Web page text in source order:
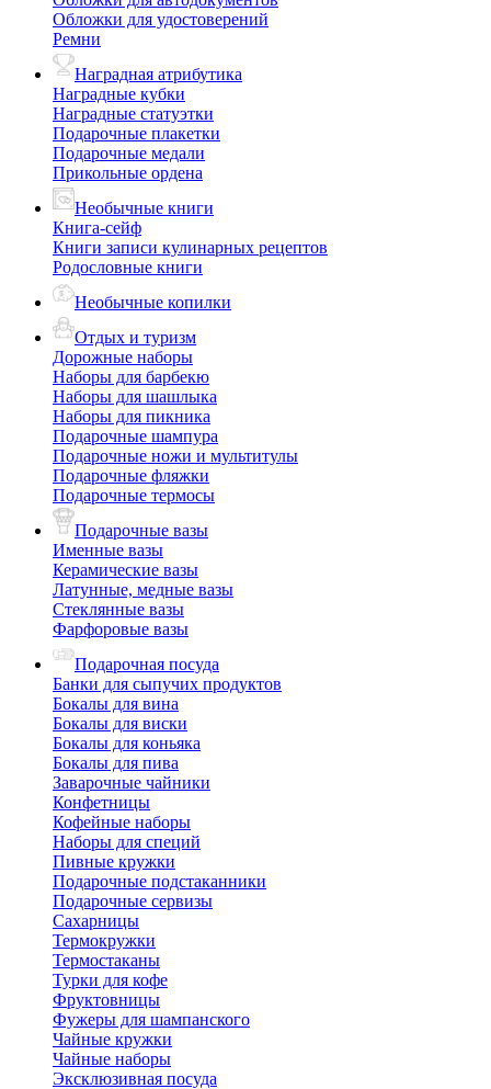
Обложки для удостоверений
Ремни
Наградная атрибутика
Наградные кубки
Наградные статуэтки
Подарочные плакетки
Подарочные медали
Прикольные ордена
Необычные книги
Книга-сейф
Книги записи кулинарных рецептов
Родословные книги
Необычные копилки
Отдых и туризм
Дорожные наборы
Наборы для барбекю
Наборы для шашлыка
Наборы для пикника
Подарочные шампура
Подарочные ножи и мультитулы
Подарочные фляжки
Подарочные термосы
Подарочные вазы
Именные вазы
Керамические вазы
Латунные, медные вазы
Стеклянные вазы
Фарфоровые вазы
Подарочная посуда
Банки для сыпучих продуктов
Бокалы для вина
Бокалы для виски
Бокалы для коньяка
Бокалы для пива
Заварочные чайники
Конфетницы
Кофейные наборы
Наборы для специй
Пивные кружки
Подарочные подстаканники
Подарочные сервизы
Сахарницы
Термокружки
Термостаканы
Турки для кофе
Фруктовницы
Фужеры для шампанского
Чайные кружки
Чайные наборы
Эксклюзивная посуда